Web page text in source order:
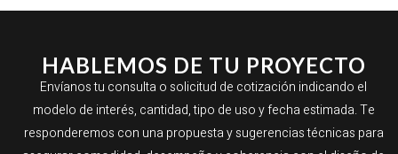
HABLEMOS DE TU PROYECTO
Envíanos tu consulta o solicitud de cotización indicando el
modelo de interés, cantidad, tipo de uso y fecha estimada. Te
responderemos con una propuesta y sugerencias técnicas para